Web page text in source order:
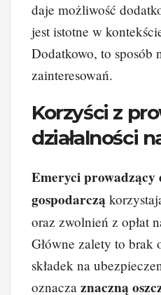
daje możliwość
jest istotne w
Dodatkowo, to sposób
zainteresowań.
Korzyści z
działalności
Emeryci prowadzący
gospodarczą
oraz zwolnień z opłat
Główne zalety to brak
składek na
oznacza znaczną